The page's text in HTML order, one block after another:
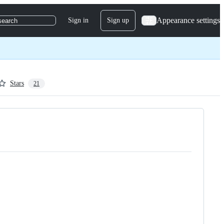
Sign in Sign up Appearance settings
Stars 21